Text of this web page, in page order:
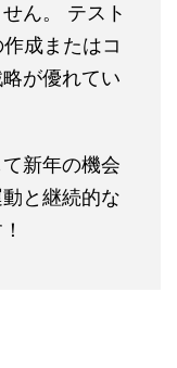
ん。 テスト
成またはコ
が優れてい
新年の機会
と継続的な